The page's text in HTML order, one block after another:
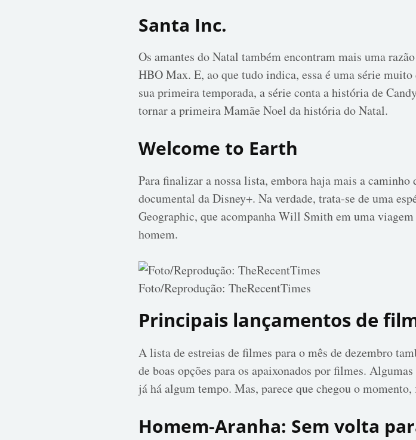
Santa Inc.
Os amantes do Natal também encontram mais uma
HBO Max. E, ao que tudo indica, essa é uma série
sua primeira temporada, a série conta a história de
tornar a primeira Mamãe Noel da história do Natal.
Welcome to Earth
Para finalizar a nossa lista, embora haja mais a
documental da Disney+. Na verdade, trata-se de uma
Geographic, que acompanha Will Smith em uma
homem.
Foto/Reprodução: TheRecentTimes
Principais lançamentos de
A lista de estreias de filmes para o mês de dezembro
de boas opções para os apaixonados por filmes.
já há algum tempo. Mas, parece que chegou o
Homem-Aranha: Sem volta